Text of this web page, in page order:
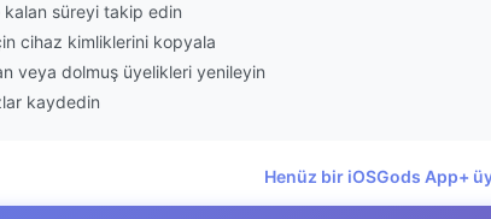
süreyi takip edin
cihaz kimliklerini kopyala
veya dolmuş üyelikleri yenileyin
kaydedin
Henüz bir iOSGods App+